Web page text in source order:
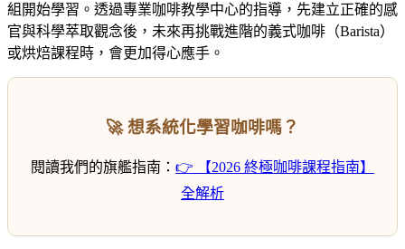
組開始學習。透過專業咖啡教學中心的指導，先建立正確的感
官與科學萃取觀念後，未來再挑戰進階的義式咖啡（Barista）
或烘焙課程時，會更加得心應手。
🚀 想系統化學習咖啡嗎？
閱讀我們的旗艦指南： 👉 【2026 終極咖啡課程指南】
全解析